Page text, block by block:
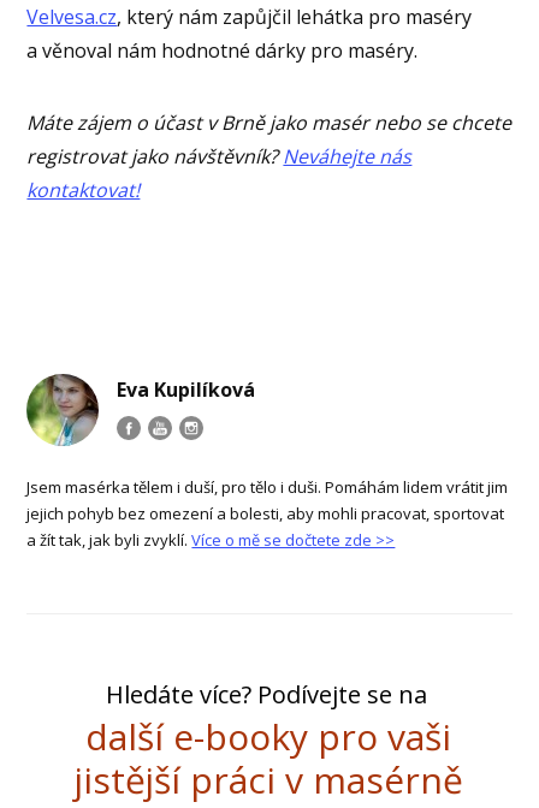
Velvesa.cz, který nám zapůjčil lehátka pro maséry
a věnoval nám hodnotné dárky pro maséry.
Máte zájem o účast v Brně jako masér nebo se chcete
registrovat jako návštěvník?Neváhejte nás
kontaktovat!
Eva Kupilíková
Jsem masérka tělem i duší, pro tělo i duši. Pomáhám lidem vrátit jim
jejich pohyb bez omezení a bolesti, aby mohli pracovat, sportovat
a žít tak, jak byli zvyklí.Více o mě se dočtete zde >>
Hledáte více? Podívejte se na
další e-booky pro vaši
jistější práci v masérně